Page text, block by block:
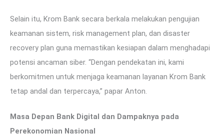
Selain itu, Krom Bank secara berkala melakukan pengujian
keamanan sistem, risk management plan, dan disaster
recovery plan guna memastikan kesiapan dalam menghadapi
potensi ancaman siber. “Dengan pendekatan ini, kami
berkomitmen untuk menjaga keamanan layanan Krom Bank
tetap andal dan terpercaya,” papar Anton.
Masa Depan Bank Digital dan Dampaknya pada
Perekonomian Nasional